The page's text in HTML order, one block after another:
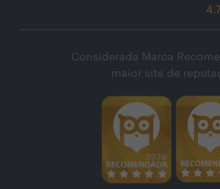
4.7
Considerada Marca
maior site de